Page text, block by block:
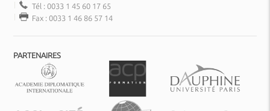
Tél : 0033 1 45 60 17 65
Fax : 0033 1 46 86 57 14
PARTENAIRES